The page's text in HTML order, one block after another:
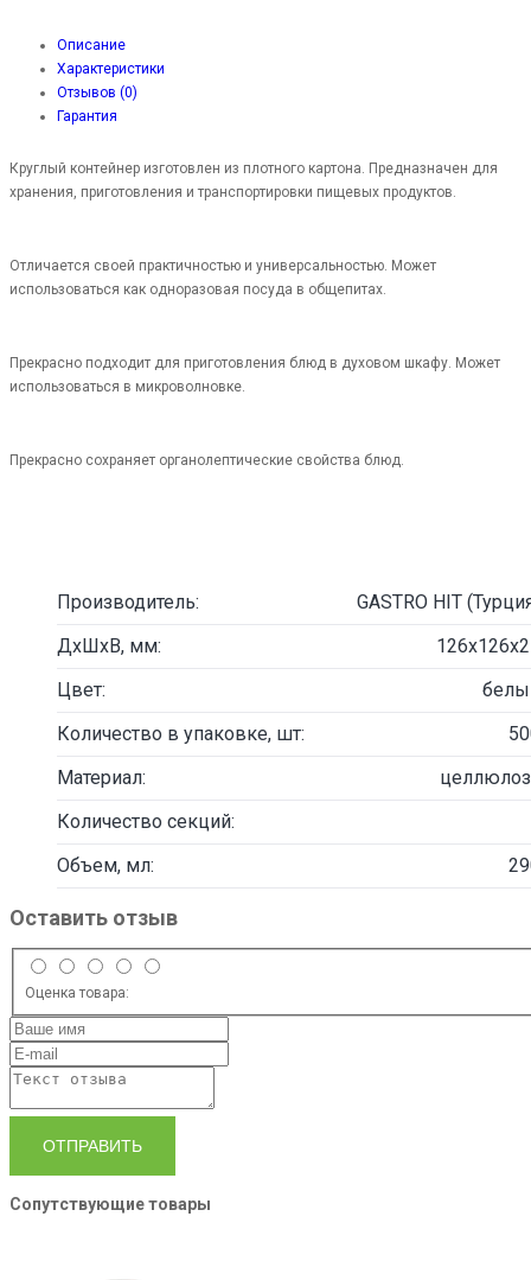
Описание
Характеристики
Отзывов (0)
Гарантия
Круглый контейнер изготовлен из плотного картона. Предназначен для
хранения, приготовления и транспортировки пищевых продуктов.
Отличается своей практичностью и универсальностью. Может
использоваться как одноразовая посуда в общепитах.
Прекрасно подходит для приготовления блюд в духовом шкафу. Может
использоваться в микроволновке.
Прекрасно сохраняет органолептические свойства блюд.
Производитель:
GASTRO HIT
ДxШхВ, мм:
Цвет:
Количество в упаковке, шт:
Материал:
Количество секций:
Объем, мл:
Оставить отзыв
Оценка товара:
ОТПРАВИТЬ
Сопутствующие товары